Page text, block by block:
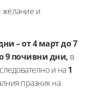
желание и
– от 4 март до 7
9 почивни дни, в
и на1
празник на